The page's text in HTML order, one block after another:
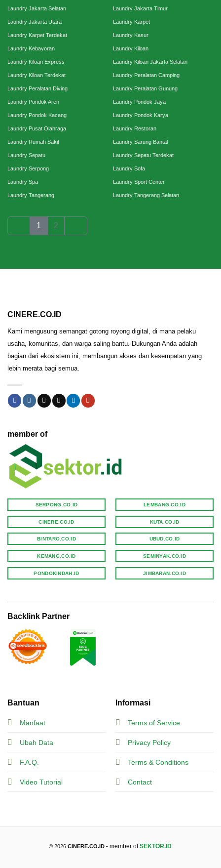
Laundry Jakarta Selatan Laundry Jakarta Timur
Laundry Jakarta Utara Laundry Karpet
Laundry Karpet Terdekat Laundry Kasur
Laundry Kebayoran Laundry Kiloan
Laundry Kiloan Express Laundry Kiloan Jakarta Selatan
Laundry Kiloan Terdekat Laundry Peralatan Camping
Laundry Peralatan Diving Laundry Peralatan Gunung
Laundry Pondok Aren Laundry Pondok Jaya
Laundry Pondok Kacang Laundry Pondok Karya
Laundry Pusat Olahraga Laundry Restoran
Laundry Rumah Sakit Laundry Sarung Bantal
Laundry Sepatu Laundry Sepatu Terdekat
Laundry Serpong Laundry Sofa
Laundry Spa Laundry Sport Center
Laundry Tangerang Laundry Tangerang Selatan
1 2
CINERE.CO.ID
Kami mengusung semangat gotong royong digital, di mana pelaku
usaha, komunitas, dan warga saling bantu. Dukungan Anda adalah
bagian dari ekosistem ini, membangun akses dan kesempatan yang
lebih merata bagi semua.
Bantuan
Manfaat
Ubah Data
F.A.Q.
Video Tutorial
Informasi
Terms of Service
Privacy Policy
Terms & Conditions
Contact
member of
SERPONG.CO.ID
CINERE.CO.ID
BINTARO.CO.ID
KEMANG.CO.ID
PONDOKINDAH.ID
LEMBANG.CO.ID
KUTA.CO.ID
UBUD.CO.ID
SEMINYAK.CO.ID
JIMBARAN.CO.ID
Backlink Partner
© 2026CINERE.CO.ID -member ofSEKTOR.ID